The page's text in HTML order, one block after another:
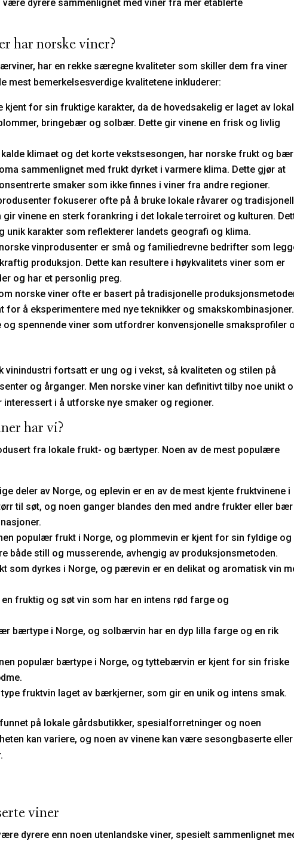
dyrere sammenlignet med viner fra mer etablerte
har norske viner?
har en rekke særegne kvaliteter som skiller dem fra viner
mest bemerkelsesverdige kvalitetene inkluderer:
kjent for sin fruktige karakter, da de hovedsakelig er laget av
bringebær og solbær. Dette gir vinene en frisk og livlig
kalde klimaet og det korte vekstsesongen, har norske frukt og bær
sammenlignet med frukt dyrket i varmere klima. Dette gjør at
smaker som ikke finnes i viner fra andre regioner.
fokuserer ofte på å bruke lokale råvarer og
vinene en sterk forankring i det lokale terroiret og kulturen.
unik karakter som reflekterer landets geografi og klima.
vinprodusenter er små og familiedrevne bedrifter som
produksjon. Dette kan resultere i høykvalitets viner som er
og har et personlig preg.
norske viner ofte er basert på tradisjonelle
for å eksperimentere med nye teknikker og smakskombinasjoner.
og spennende viner som utfordrer konvensjonelle smaksprofiler
vinindustri fortsatt er ung og i vekst, så kvaliteten og stilen på
og årganger. Men norske viner kan definitivt tilby noe unikt
i å utforske nye smaker og regioner.
har vi?
fra lokale frukt- og bærtyper. Noen av de mest populære
deler av Norge, og eplevin er en av de mest kjente fruktvinene i
til søt, og noen ganger blandes den med andre frukter eller bær
populær frukt i Norge, og plommevin er kjent for sin fyldige og
både still og musserende, avhengig av produksjonsmetoden.
som dyrkes i Norge, og pærevin er en delikat og aromatisk vin
fruktig og søt vin som har en intens rød farge og
bærtype i Norge, og solbærvin har en dyp lilla farge og en rik
populær bærtype i Norge, og tyttebærvin er kjent for sin friske
fruktvin laget av bærkjerner, som gir en unik og intens smak.
på lokale gårdsbutikker, spesialforretninger og noen
kan variere, og noen av vinene kan være sesongbaserte eller
viner
dyrere enn noen utenlandske viner, spesielt sammenlignet